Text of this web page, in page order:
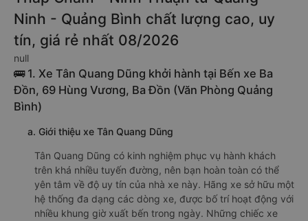
Ninh - Quảng Bình chất lượng cao, uy
tín, giá rẻ nhất 08/2026
null
🚌 1. Xe Tân Quang Dũng khởi hành tại Bến xe Ba
Đồn, 69 Hùng Vương, Ba Đồn (Văn Phòng Quảng
Bình)
a. Giới thiệu xe Tân Quang Dũng
Tân Quang Dũng có kinh nghiệm phục vụ hành khách
trên khá nhiều tuyến đường, nên bạn hoàn toàn có thể
yên tâm về độ uy tín của nhà xe này. Hãng xe sở hữu một
hệ thống đa dạng các dòng xe, được bố trí hoạt động với
nhiều khung giờ xuất bến trong ngày. Những chiếc xe